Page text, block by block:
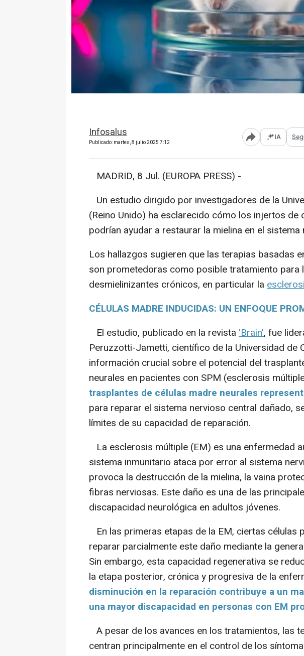
Infosalus
Publicado: martes, 8 julio 2025 7:12 Abrir IA
MADRID, 8 Jul. (EUROPA PRESS) -
Un estudio dirigido por investigadores de la
(Reino Unido) ha esclarecido cómo los injertos de
podrían ayudar a restaurar la mielina en el
Los hallazgos sugieren que las terapias basadas
son prometedoras como posible tratamiento para
desmielinizantes crónicos, en particular la
CÉLULAS MADRE INDUCIDAS: UN ENFOQUE
El estudio, publicado en la revista 'Brain', fue
Peruzzotti-Jametti, científico de la Universidad de
información crucial sobre el potencial del
neurales en pacientes con SPM (esclerosis
trasplantes de células madre neurales
para reparar el sistema nervioso central dañado,
límites de su capacidad de reparación.
La esclerosis múltiple (EM) es una enfermedad
sistema inmunitario ataca por error al sistema
provoca la destrucción de la mielina, la vaina
fibras nerviosas. Este daño es una de las
discapacidad neurológica en adultos jóvenes.
En las primeras etapas de la EM, ciertas células
reparar parcialmente este daño mediante la
Sin embargo, esta capacidad regenerativa se
la etapa posterior, crónica y progresiva de la
disminución en la reparación contribuye a un
una mayor discapacidad en personas con EM
A pesar de los avances en los tratamientos, las
centran principalmente en el control de los